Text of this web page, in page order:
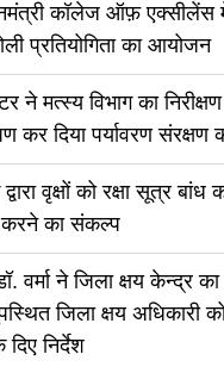
कॉलेज ऑफ़
प्रतियोगिता का आयोजन
ने मत्स्य विभाग का निरीक्षण
कर दिया पर्यावरण
वृक्षों को रक्षा सूत्र बांध
करने का संकल्प
वर्मा ने जिला क्षय केन्द्र का
जिला क्षय अधिकारी
निर्देश